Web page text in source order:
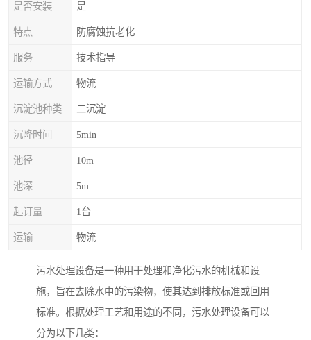
是否安装 是
特点 防腐蚀抗老化
服务 技术指导
运输方式 物流
沉淀池种类 二沉淀
沉降时间 5min
池径 10m
池深 5m
起订量 1台
运输 物流
污水处理设备是一种用于处理和净化污水的机械和设
施，旨在去除水中的污染物，使其达到排放标准或回用
标准。根据处理工艺和用途的不同，污水处理设备可以
分为以下几类：